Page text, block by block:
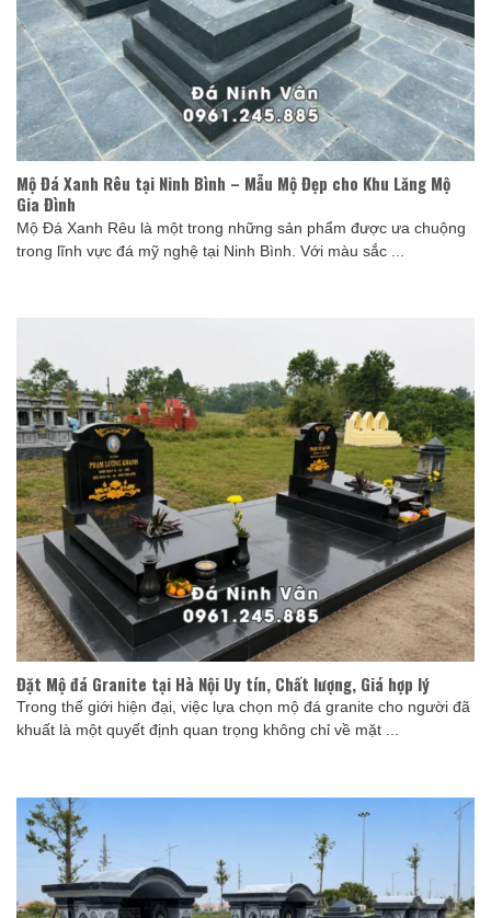
Mộ Đá Xanh Rêu tại Ninh Bình – Mẫu Mộ Đẹp cho Khu Lăng Mộ
Gia Đình
Mộ Đá Xanh Rêu là một trong những sản phẩm được ưa chuộng
trong lĩnh vực đá mỹ nghệ tại Ninh Bình. Với màu sắc ...
Đặt Mộ đá Granite tại Hà Nội Uy tín, Chất lượng, Giá hợp lý
Trong thế giới hiện đại, việc lựa chọn mộ đá granite cho người đã
khuất là một quyết định quan trọng không chỉ về mặt ...